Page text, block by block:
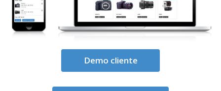
Demo cliente